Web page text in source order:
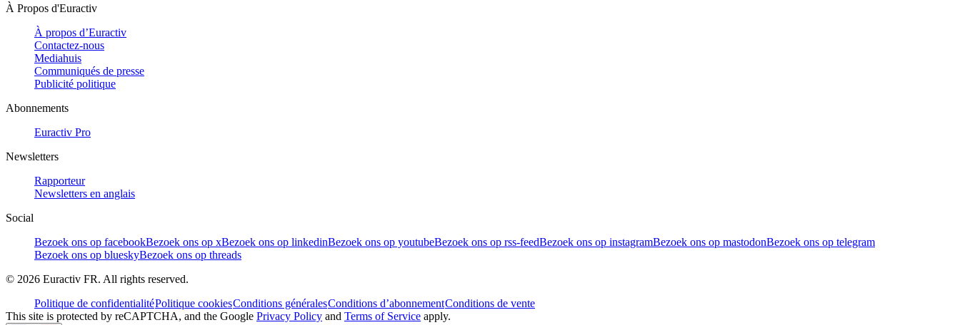
À Propos d'Euractiv
À propos d’Euractiv
Contactez-nous
Mediahuis
Communiqués de presse
Publicité politique
Abonnements
Euractiv Pro
Newsletters
Rapporteur
Newsletters en anglais
Social
Bezoek ons op facebookBezoek ons op xBezoek ons op linkedinBezoek ons op youtubeBezoek ons op rss-feedBezoek ons op instagramBezoek ons op mastodonBezoek ons op telegram
Bezoek ons op blueskyBezoek ons op threads
© 2026 Euractiv FR. All rights reserved.
Politique de confidentialitéPolitique cookiesConditions généralesConditions d’abonnementConditions de vente
This site is protected by reCAPTCHA, and the Google Privacy Policy and Terms of Service apply.